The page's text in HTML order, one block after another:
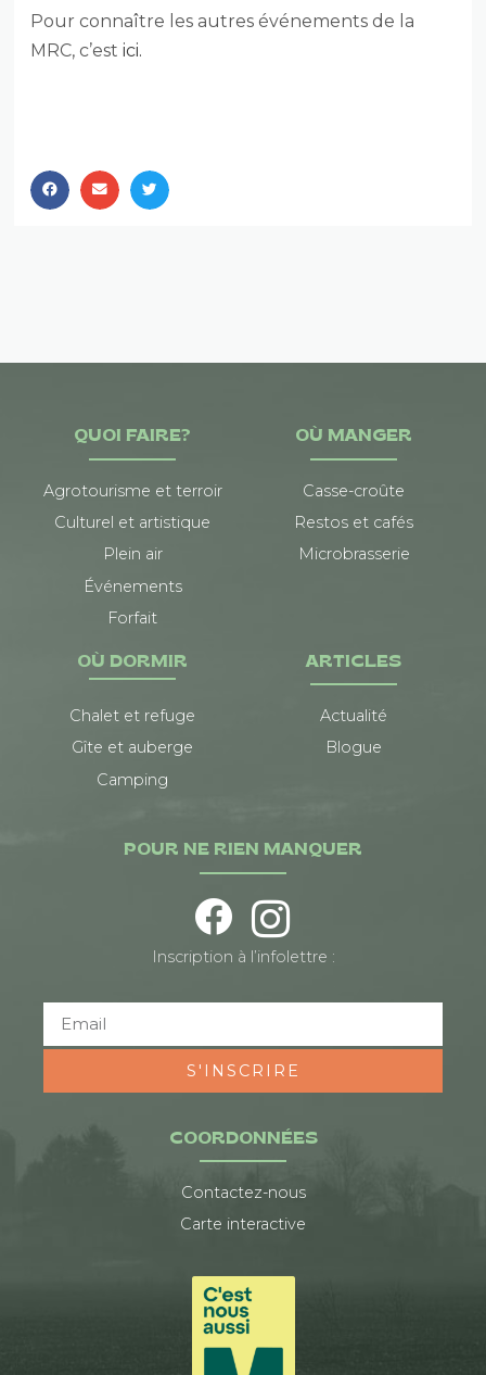
Pour connaître les autres événements de la
MRC, c’estici.
QUOI FAIRE?
Agrotourisme et terroir
Culturel et artistique
Plein air
Événements
Forfait
OÙ MANGER
Casse-croûte
Restos et cafés
Microbrasserie
OÙ DORMIR
Chalet et refuge
Gîte et auberge
Camping
ARTICLES
Actualité
Blogue
COORDONNÉES
Contactez-nous
Carte interactive
POUR NE RIEN MANQUER
Inscription à l’infolettre :
S'INSCRIRE